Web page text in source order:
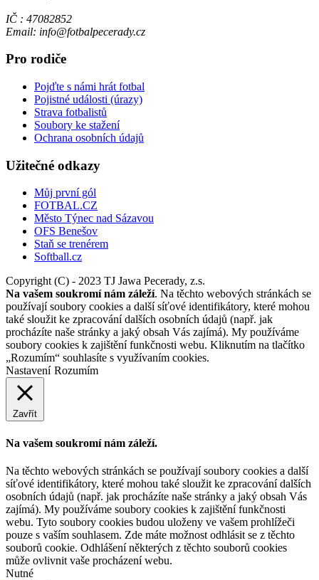
IČ : 47082852
Email: info@fotbalpecerady.cz
Pro rodiče
Pojďte s námi hrát fotbal
Pojistné události (úrazy)
Strava fotbalistů
Soubory ke stažení
Ochrana osobních údajů
Užitečné odkazy
Můj první gól
FOTBAL.CZ
Město Týnec nad Sázavou
OFS Benešov
Staň se trenérem
Softball.cz
Copyright (C) - 2023 TJ Jawa Pecerady, z.s.
Na vašem soukromí nám záleží. Na těchto webových stránkách se
používají soubory cookies a další síťové identifikátory, které mohou
také sloužit ke zpracování dalších osobních údajů (např. jak
procházíte naše stránky a jaký obsah Vás zajímá). My používáme
soubory cookies k zajištění funkčnosti webu. Kliknutím na tlačítko
„Rozumím“ souhlasíte s využívaním cookies.
Nastavení Rozumím
Zavřít
Na vašem soukromí nám záleží.
Na těchto webových stránkách se používají soubory cookies a další
síťové identifikátory, které mohou také sloužit ke zpracování dalších
osobních údajů (např. jak procházíte naše stránky a jaký obsah Vás
zajímá). My používáme soubory cookies k zajištění funkčnosti
webu. Tyto soubory cookies budou uloženy ve vašem prohlížeči
pouze s vaším souhlasem. Zde máte možnost odhlásit se z těchto
souborů cookie. Odhlášení některých z těchto souborů cookies
může ovlivnit vaše procházení webu.
Nutné